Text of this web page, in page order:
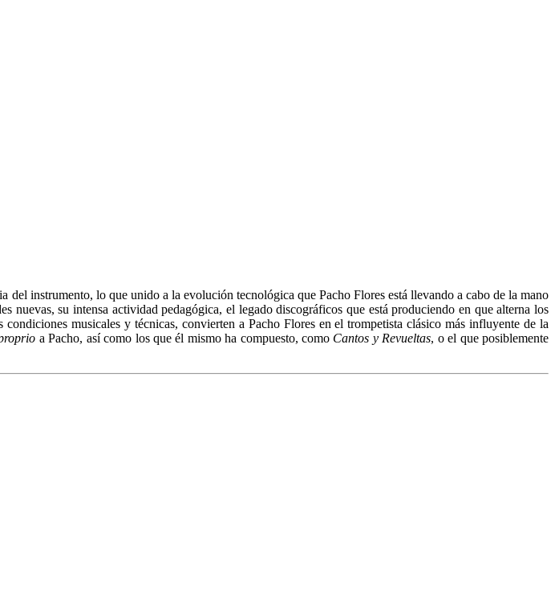
instrumento, lo que unido a la evolución tecnológica que Pacho Flores está llevando a cabo de la mano
nuevas, su intensa actividad pedagógica, el legado discográficos que está produciendo en que alterna los
musicales y técnicas, convierten a Pacho Flores en el trompetista clásico más influyente de la
a Pacho, así como los que él mismo ha compuesto, como Cantos y Revueltas, o el que posiblemente